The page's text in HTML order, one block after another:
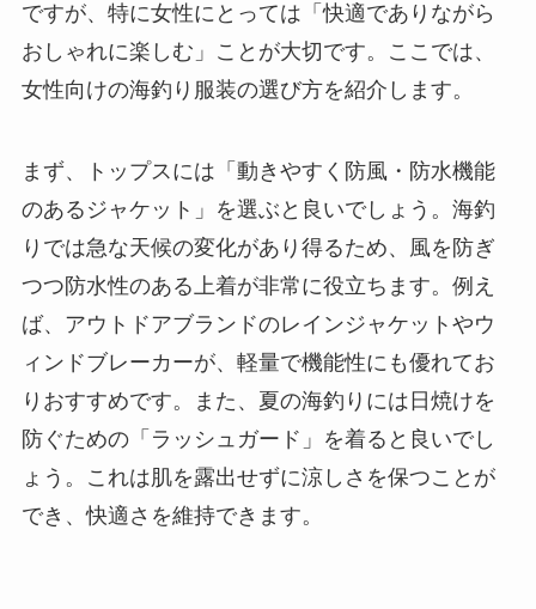
ですが、特に女性にとっては「快適でありながら
おしゃれに楽しむ」ことが大切です。ここでは、
女性向けの海釣り服装の選び方を紹介します。
まず、トップスには「動きやすく防風・防水機能
のあるジャケット」を選ぶと良いでしょう。海釣
りでは急な天候の変化があり得るため、風を防ぎ
つつ防水性のある上着が非常に役立ちます。例え
ば、アウトドアブランドのレインジャケットやウ
ィンドブレーカーが、軽量で機能性にも優れてお
りおすすめです。また、夏の海釣りには日焼けを
防ぐための「ラッシュガード」を着ると良いでし
ょう。これは肌を露出せずに涼しさを保つことが
でき、快適さを維持できます。